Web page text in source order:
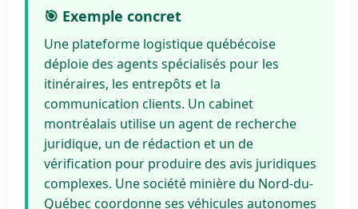
🎯 Exemple concret
Une plateforme logistique québécoise
déploie des agents spécialisés pour les
itinéraires, les entrepôts et la
communication clients. Un cabinet
montréalais utilise un agent de recherche
juridique, un de rédaction et un de
vérification pour produire des avis juridiques
complexes. Une société minière du Nord-du-
Québec coordonne ses véhicules autonomes